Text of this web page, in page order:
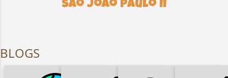
São João Paulo II
BLOGS